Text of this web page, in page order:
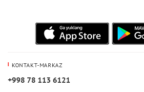
KONTAKT-MARKAZ
+998 78 113 6121